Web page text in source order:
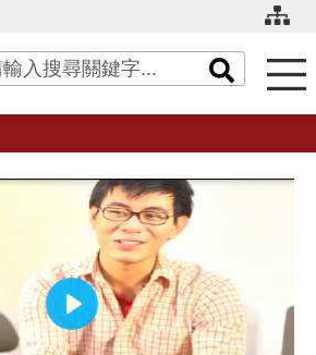
字搜尋
播